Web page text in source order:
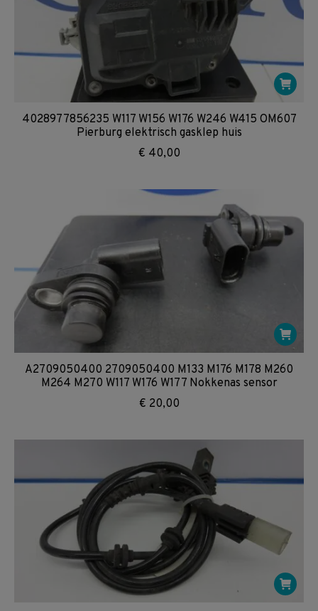
4028977856235 W117 W156 W176 W246 W415 OM607
Pierburg elektrisch gasklep huis
€ 40,00
A2709050400 2709050400 M133 M176 M178 M260
M264 M270 W117 W176 W177 Nokkenas sensor
€ 20,00